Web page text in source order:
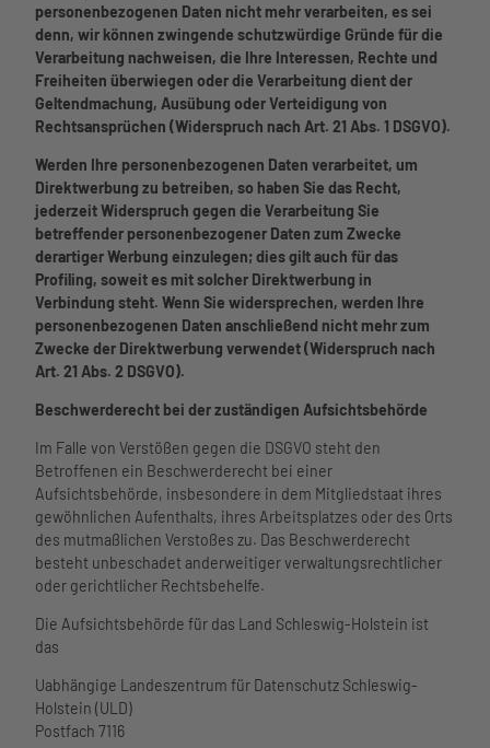
personenbezogenen Daten nicht mehr verarbeiten, es sei
denn, wir können zwingende schutzwürdige Gründe für die
Verarbeitung nachweisen, die Ihre Interessen, Rechte und
Freiheiten überwiegen oder die Verarbeitung dient der
Geltendmachung, Ausübung oder Verteidigung von
Rechtsansprüchen (Widerspruch nach Art. 21 Abs. 1 DSGVO).
Werden Ihre personenbezogenen Daten verarbeitet, um
Direktwerbung zu betreiben, so haben Sie das Recht,
jederzeit Widerspruch gegen die Verarbeitung Sie
betreffender personenbezogener Daten zum Zwecke
derartiger Werbung einzulegen; dies gilt auch für das
Profiling, soweit es mit solcher Direktwerbung in
Verbindung steht. Wenn Sie widersprechen, werden Ihre
personenbezogenen Daten anschließend nicht mehr zum
Zwecke der Direktwerbung verwendet (Widerspruch nach
Art. 21 Abs. 2 DSGVO).
Beschwerderecht bei der zuständigen Aufsichtsbehörde
Im Falle von Verstößen gegen die DSGVO steht den
Betroffenen ein Beschwerderecht bei einer
Aufsichtsbehörde, insbesondere in dem Mitgliedstaat ihres
gewöhnlichen Aufenthalts, ihres Arbeitsplatzes oder des Orts
des mutmaßlichen Verstoßes zu. Das Beschwerderecht
besteht unbeschadet anderweitiger verwaltungsrechtlicher
oder gerichtlicher Rechtsbehelfe.
Die Aufsichtsbehörde für das Land Schleswig-Holstein ist
das
Uabhängige Landeszentrum für Datenschutz Schleswig-
Holstein (ULD)
Postfach 7116